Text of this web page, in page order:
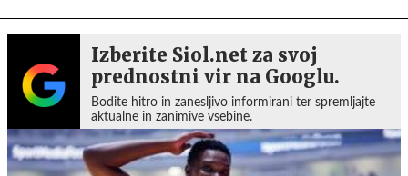
Izberite Siol.net za svoj
prednostni vir na Googlu.
Bodite hitro in zanesljivo informirani ter spremljajte
aktualne in zanimive vsebine.